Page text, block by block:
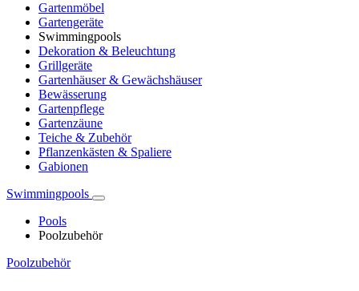
Gartenmöbel
Gartengeräte
Swimmingpools
Dekoration & Beleuchtung
Grillgeräte
Gartenhäuser & Gewächshäuser
Bewässerung
Gartenpflege
Gartenzäune
Teiche & Zubehör
Pflanzenkästen & Spaliere
Gabionen
Swimmingpools
Pools
Poolzubehör
Poolzubehör